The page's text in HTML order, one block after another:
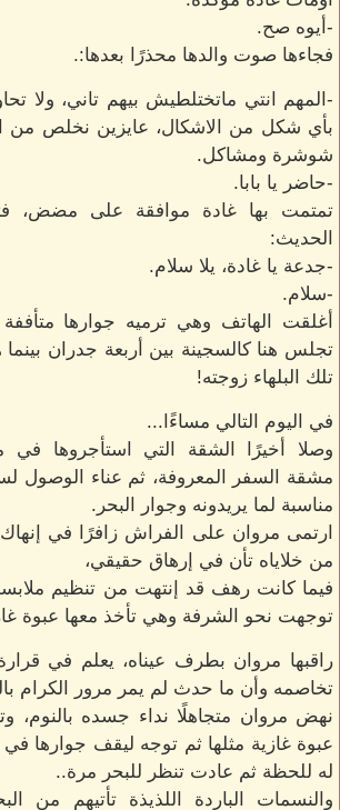
-أيوه صح.
فجاءها صوت والدها محذرًا بعدها:.
-المهم انتي ماتختلطيش بيهم تاني، ولا
بأي شكل من الاشكال، عايزين نخلص من
شوشرة ومشاكل.
-حاضر يا بابا.
تمتمت بها غادة موافقة على مضض،
الحديث:
-جدعة يا غادة، يلا سلام.
-سلام.
أغلقت الهاتف وهي ترميه جوارها
تجلس هنا كالسجينة بين أربعة جدران
تلك البلهاء زوجته!
في اليوم التالي مساءًا...
وصلا أخيرًا الشقة التي استأجروها
مشقة السفر المعروفة، ثم عناء الوصول
مناسبة لما يريدونه وجوار البحر.
ارتمى مروان على الفراش زافرًا في
من خلاياه تأن في إرهاق حقيقي،
فيما كانت رهف قد إنتهت من تنظيم
توجهت نحو الشرفة وهي تأخذ معها عبوة
راقبها مروان بطرف عيناه، يعلم في
تخاصمه وأن ما حدث لم يمر مرور الكرام
نهض مروان متجاهلًا نداء جسده بالنوم،
عبوة غازية مثلها ثم توجه ليقف جوارها
له للحظة ثم عادت تنظر للبحر مرة..
والنسمات الباردة اللذيذة تأتيهم من